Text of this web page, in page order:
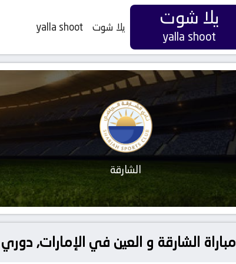
يلا شوت
yalla shoot
يلا شوت yalla shoot
الشارقة
مباراة الشارقة و العين في الإمارات,